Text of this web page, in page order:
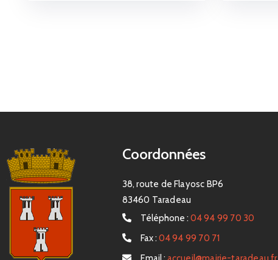
Coordonnées
38, route de Flayosc BP6
83460 Taradeau
Téléphone : 04 94 99 70 30
Fax : 04 94 99 70 71